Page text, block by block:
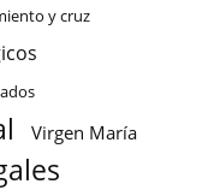
y cruz
Virgen María